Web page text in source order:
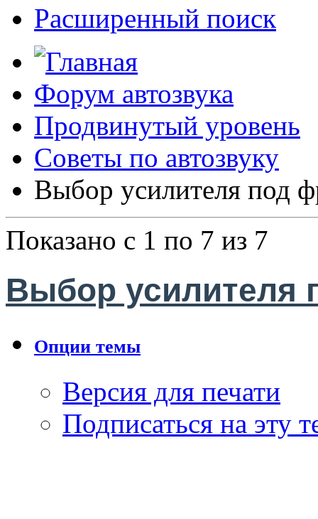
Расширенный поиск
Форум автозвука
Продвинутый уровень
Советы по автозвуку
Выбор усилителя под
Показано с 1 по 7 из 7
Выбор усилителя
Опции темы
Версия для печати
Подписаться на эту